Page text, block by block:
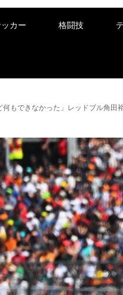
カー 格闘技
何もできなかった」レッドブル角